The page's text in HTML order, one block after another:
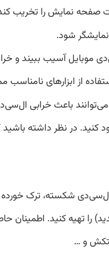
کنید. در نظر داشته